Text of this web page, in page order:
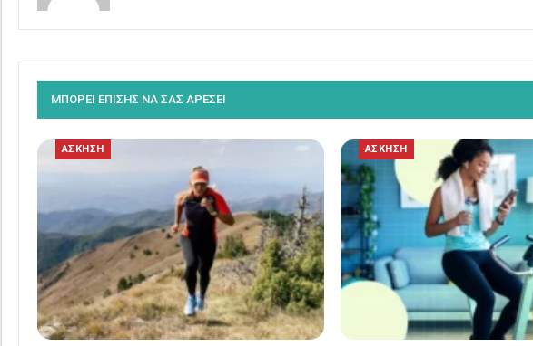
ΜΠΟΡΕΙ ΕΠΙΣΗΣ ΝΑ ΣΑΣ ΑΡΕΣΕΙ
ΑΣΚΗΣΗ ΑΣΚΗΣΗ